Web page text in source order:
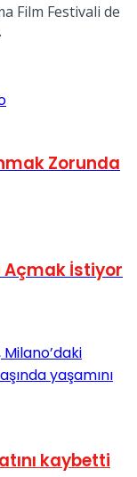
Film Festivali de
Zorunda
Açmak İstiyor
kaybetti